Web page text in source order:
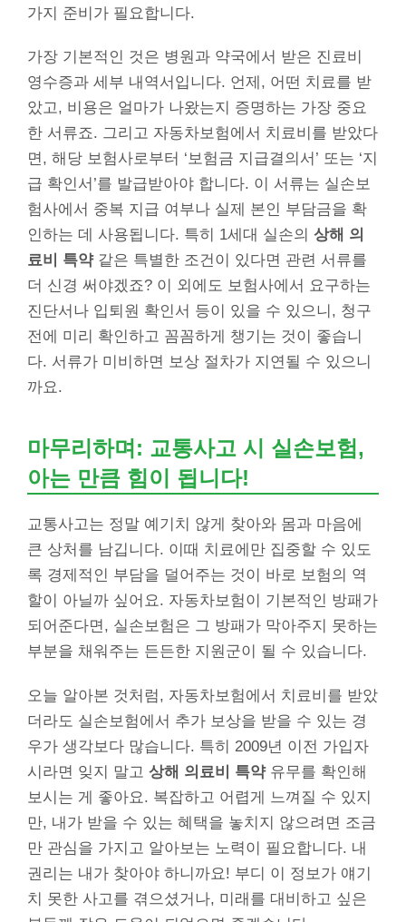
가지 준비가 필요합니다.
가장 기본적인 것은 병원과 약국에서 받은 진료비
영수증과 세부 내역서입니다. 언제, 어떤 치료를 받
았고, 비용은 얼마가 나왔는지 증명하는 가장 중요
한 서류죠. 그리고 자동차보험에서 치료비를 받았다
면, 해당 보험사로부터 ‘보험금 지급결의서’ 또는 ‘지
급 확인서’를 발급받아야 합니다. 이 서류는 실손보
험사에서 중복 지급 여부나 실제 본인 부담금을 확
인하는 데 사용됩니다. 특히 1세대 실손의 상해 의
료비 특약같은 특별한 조건이 있다면 관련 서류를
더 신경 써야겠죠? 이 외에도 보험사에서 요구하는
진단서나 입퇴원 확인서 등이 있을 수 있으니, 청구
전에 미리 확인하고 꼼꼼하게 챙기는 것이 좋습니
다. 서류가 미비하면 보상 절차가 지연될 수 있으니
까요.
마무리하며: 교통사고 시 실손보험,
아는 만큼 힘이 됩니다!
교통사고는 정말 예기치 않게 찾아와 몸과 마음에
큰 상처를 남깁니다. 이때 치료에만 집중할 수 있도
록 경제적인 부담을 덜어주는 것이 바로 보험의 역
할이 아닐까 싶어요. 자동차보험이 기본적인 방패가
되어준다면, 실손보험은 그 방패가 막아주지 못하는
부분을 채워주는 든든한 지원군이 될 수 있습니다.
오늘 알아본 것처럼, 자동차보험에서 치료비를 받았
더라도 실손보험에서 추가 보상을 받을 수 있는 경
우가 생각보다 많습니다. 특히 2009년 이전 가입자
시라면 잊지 말고 상해 의료비 특약유무를 확인해
보시는 게 좋아요. 복잡하고 어렵게 느껴질 수 있지
만, 내가 받을 수 있는 혜택을 놓치지 않으려면 조금
만 관심을 가지고 알아보는 노력이 필요합니다. 내
권리는 내가 찾아야 하니까요! 부디 이 정보가 얘기
치 못한 사고를 겪으셨거나, 미래를 대비하고 싶은